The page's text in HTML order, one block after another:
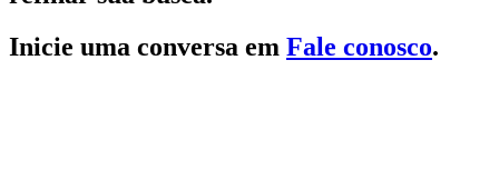
Inicie uma conversa em Fale conosco.